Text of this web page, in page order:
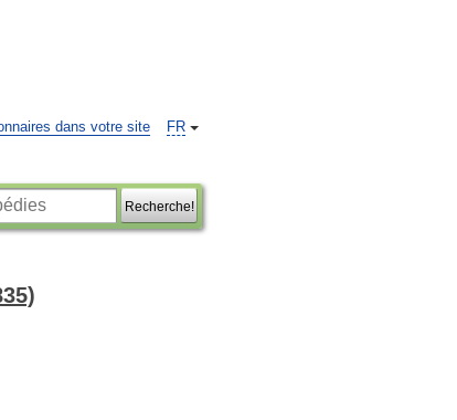
FR
dans votre site
Recherche!